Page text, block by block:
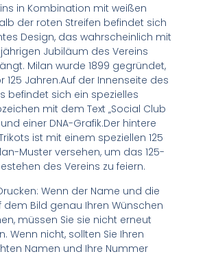
in Kombination mit weißen
der roten Streifen befindet sich
Design, das wahrscheinlich mit
Jubiläum des Vereins
Milan wurde 1899 gegründet,
125 Jahren.Auf der Innenseite des
befindet sich ein spezielles
mit dem Text „Social Club
einer DNA-Grafik.Der hintere
ist mit einem speziellen 125
Muster versehen, um das 125-
des Vereins zu feiern.
Wenn der Name und die
dem Bild genau Ihren Wünschen
müssen Sie sie nicht erneut
Wenn nicht, sollten Sie Ihren
Namen und Ihre Nummer